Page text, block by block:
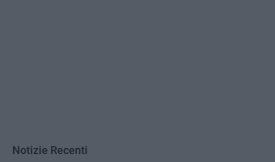
Notizie Recenti